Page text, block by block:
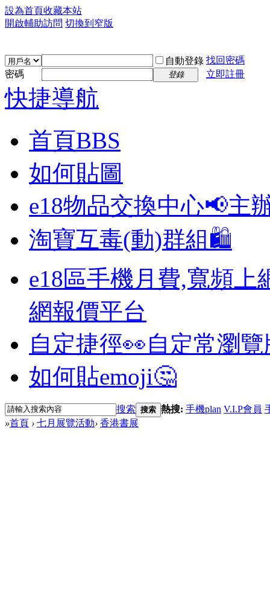
設為首頁收藏本站
開啟輔助訪問 切換到窄版
自動登錄 找回密碼
密碼
登錄 立即註冊
快捷導航
首頁BBS
如何貼圖
e18物品交換中心📢主
淘寶互毒(動)群組🛍️
e18區手機月費,寬頻上
網報價平台
自定捷徑👀自定常瀏
如何貼emoji🤔
搜索 搜索 熱搜: 手機plan V.I.P會員
»首頁 › 七月展覽活動› 香港書展